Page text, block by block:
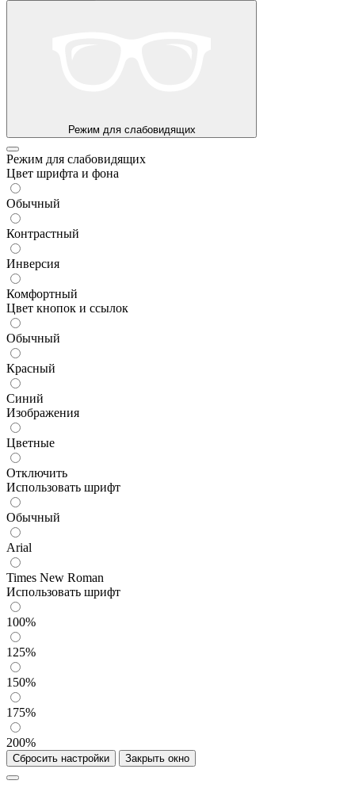
Режим для слабовидящих
Режим для слабовидящих
Цвет шрифта и фона
Обычный
Контрастный
Инверсия
Комфортный
Цвет кнопок и ссылок
Обычный
Красный
Синий
Изображения
Цветные
Отключить
Использовать шрифт
Обычный
Arial
Times New Roman
Использовать шрифт
100%
125%
150%
175%
200%
Сбросить настройки Закрыть окно